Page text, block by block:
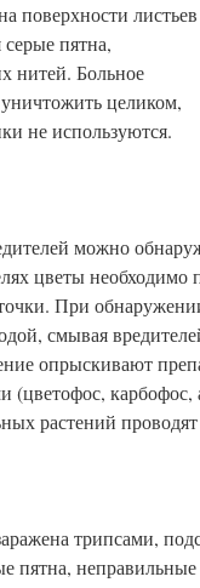
поверхности листьев
пятна,
нитей. Больное
целиком,
не используются.
можно
цветы необходимо
При
смывая
опрыскивают
карбофос,
растений проводят
трипсами,
пятна,